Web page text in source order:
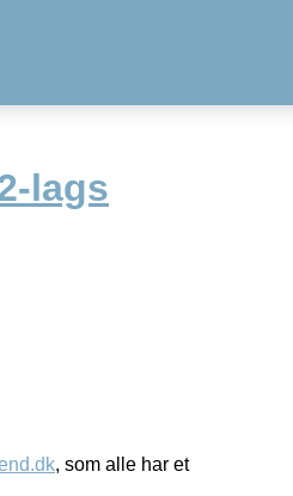
lags
, som alle har et